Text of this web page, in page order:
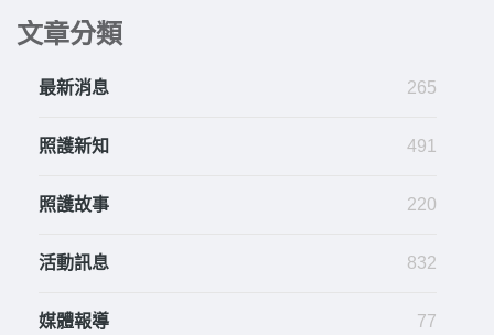
文章分類
最新消息 265
照護新知 491
照護故事 220
活動訊息 832
媒體報導 77